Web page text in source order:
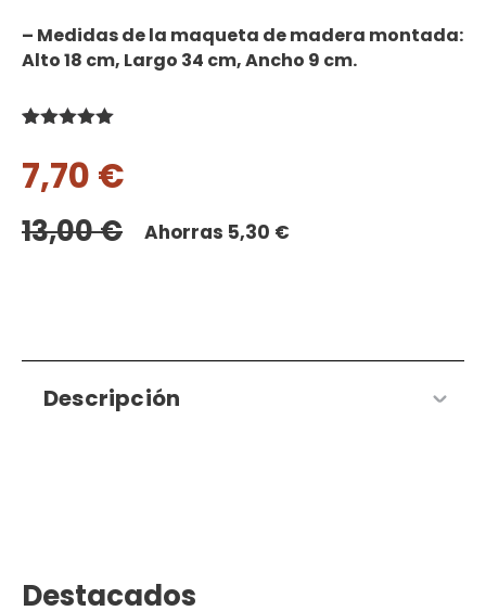
– Medidas de la maqueta de madera montada:
Alto 18 cm, Largo 34 cm, Ancho 9 cm.
con5.00
5 en base
a valoración
cliente
7,70 €
13,00€ Ahorras 5,30 €
Descripción
Destacados